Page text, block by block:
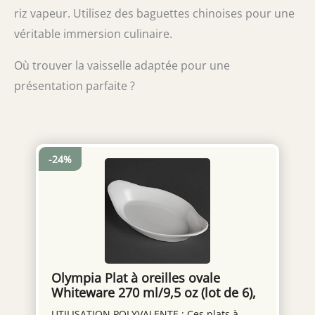
riz vapeur. Utilisez des baguettes chinoises pour une
véritable immersion culinaire.
Où trouver la vaisselle adaptée pour une
présentation parfaite ?
Olympia Plat à oreilles ovale
Whiteware 270 ml/9,5 oz (lot de 6),
Porcelaine blanche, Taille :
-24%